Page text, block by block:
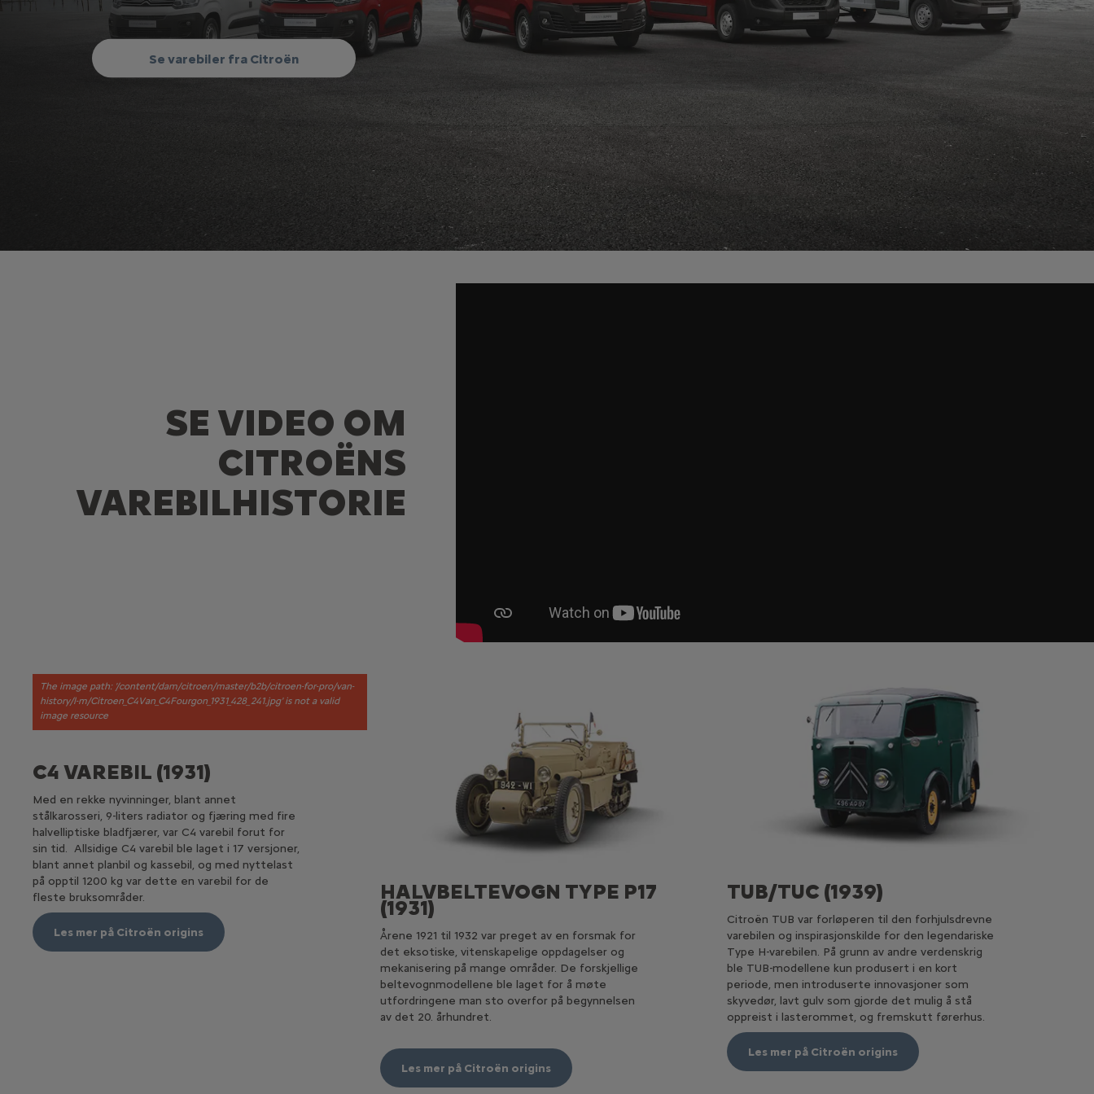
Se varebiler fra Citroën
SE VIDEO OM
CITROËNS
VAREBILHISTORIE
The image path: '/content/dam/citroen/master/b2b/citroen-for-pro/van-
history/l-m/Citroen_C4Van_C4Fourgon_1931_428_241.jpg' is not a valid
image resource
C4 VAREBIL (1931)
Med en rekke nyvinninger, blant annet
stålkarosseri, 9-liters radiator og fjæring med fire
halvelliptiske bladfjærer, var C4 varebil forut for
sin tid. Allsidige C4 varebil ble laget i 17 versjoner,
blant annet planbil og kassebil, og med nyttelast
på opptil 1200 kg var dette en varebil for de
fleste bruksområder.
Les mer på Citroën origins
HALVBELTEVOGN TYPE P17
(1931)
Årene 1921 til 1932 var preget av en forsmak for
det eksotiske, vitenskapelige oppdagelser og
mekanisering på mange områder. De forskjellige
beltevognmodellene ble laget for å møte
utfordringene man sto overfor på begynnelsen
av det 20. århundret.
Les mer på Citroën origins
TUB/TUC (1939)
Citroën TUB var forløperen til den forhjulsdrevne
varebilen og inspirasjonskilde for den legendariske
Type H-varebilen. På grunn av andre verdenskrig
ble TUB-modellene kun produsert i en kort
periode, men introduserte innovasjoner som
skyvedør, lavt gulv som gjorde det mulig å stå
oppreist i lasterommet, og fremskutt førerhus.
Les mer på Citroën origins